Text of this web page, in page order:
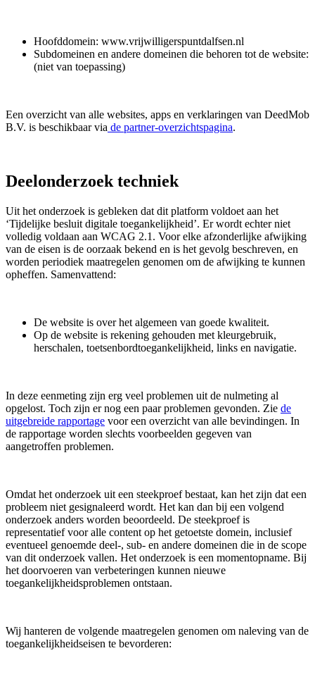
Hoofddomein: www.vrijwilligerspuntdalfsen.nl
Subdomeinen en andere domeinen die behoren tot de website:
(niet van toepassing)
Een overzicht van alle websites, apps en verklaringen van DeedMob
B.V. is beschikbaar via de partner-overzichtspagina.
Deelonderzoek techniek
Uit het onderzoek is gebleken dat dit platform voldoet aan het
‘Tijdelijke besluit digitale toegankelijkheid’. Er wordt echter niet
volledig voldaan aan WCAG 2.1. Voor elke afzonderlijke afwijking
van de eisen is de oorzaak bekend en is het gevolg beschreven, en
worden periodiek maatregelen genomen om de afwijking te kunnen
opheffen. Samenvattend:
De website is over het algemeen van goede kwaliteit.
Op de website is rekening gehouden met kleurgebruik,
herschalen, toetsenbordtoegankelijkheid, links en navigatie.
In deze eenmeting zijn erg veel problemen uit de nulmeting al
opgelost. Toch zijn er nog een paar problemen gevonden. Zie de
uitgebreide rapportage voor een overzicht van alle bevindingen. In
de rapportage worden slechts voorbeelden gegeven van
aangetroffen problemen.
Omdat het onderzoek uit een steekproef bestaat, kan het zijn dat een
probleem niet gesignaleerd wordt. Het kan dan bij een volgend
onderzoek anders worden beoordeeld. De steekproef is
representatief voor alle content op het getoetste domein, inclusief
eventueel genoemde deel-, sub- en andere domeinen die in de scope
van dit onderzoek vallen. Het onderzoek is een momentopname. Bij
het doorvoeren van verbeteringen kunnen nieuwe
toegankelijkheidsproblemen ontstaan.
Wij hanteren de volgende maatregelen genomen om naleving van de
toegankelijkheidseisen te bevorderen: